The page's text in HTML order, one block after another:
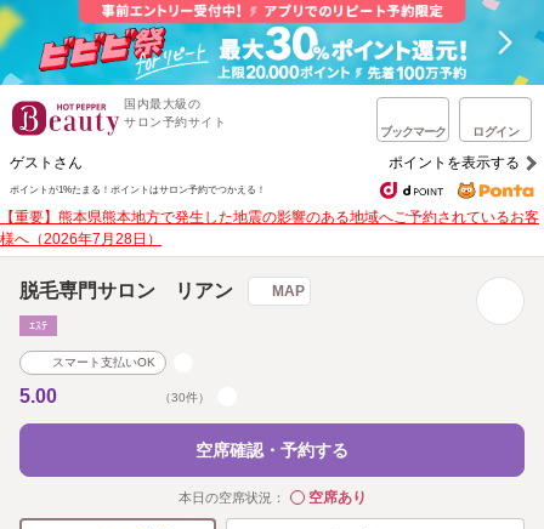
国内最大級の
サロン予約サイト
ブックマーク ログイン
ゲストさん ポイントを表示する
ポイントが1%たまる！ ポイントはサロン予約でつかえる！
【重要】熊本県熊本地方で発生した地震の影響のある地域へご予約されているお客
様へ（2026年7月28日）
脱毛専門サロン リアン MAP
ｴｽﾃ
スマート支払いOK
5.00 （30件）
空席確認・予約する
本日の空席状況： ◯空席あり